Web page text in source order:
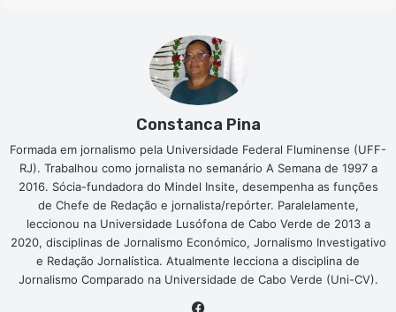
Constanca Pina
Formada em jornalismo pela Universidade Federal Fluminense (UFF-
RJ). Trabalhou como jornalista no semanário A Semana de 1997 a
2016. Sócia-fundadora do Mindel Insite, desempenha as funções
de Chefe de Redação e jornalista/repórter. Paralelamente,
leccionou na Universidade Lusófona de Cabo Verde de 2013 a
2020, disciplinas de Jornalismo Económico, Jornalismo Investigativo
e Redação Jornalística. Atualmente lecciona a disciplina de
Jornalismo Comparado na Universidade de Cabo Verde (Uni-CV).